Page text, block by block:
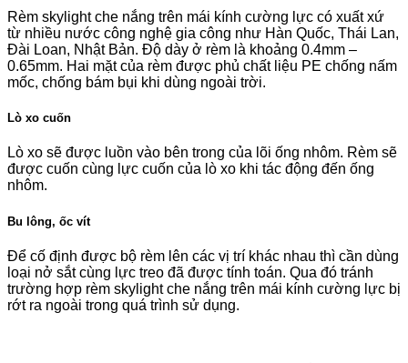
Rèm skylight che nắng trên mái kính cường lực có xuất xứ
từ nhiều nước công nghệ gia công như Hàn Quốc, Thái Lan,
Đài Loan, Nhật Bản. Độ dày ở rèm là khoảng 0.4mm –
0.65mm. Hai mặt của rèm được phủ chất liệu PE chống nấm
mốc, chống bám bụi khi dùng ngoài trời.
Lò xo cuốn
Lò xo sẽ được luồn vào bên trong của lõi ống nhôm. Rèm sẽ
được cuốn cùng lực cuốn của lò xo khi tác động đến ống
nhôm.
Bu lông, ốc vít
Để cố định được bộ rèm lên các vị trí khác nhau thì cần dùng
loại nở sắt cùng lực treo đã được tính toán. Qua đó tránh
trường hợp rèm skylight che nắng trên mái kính cường lực bị
rớt ra ngoài trong quá trình sử dụng.